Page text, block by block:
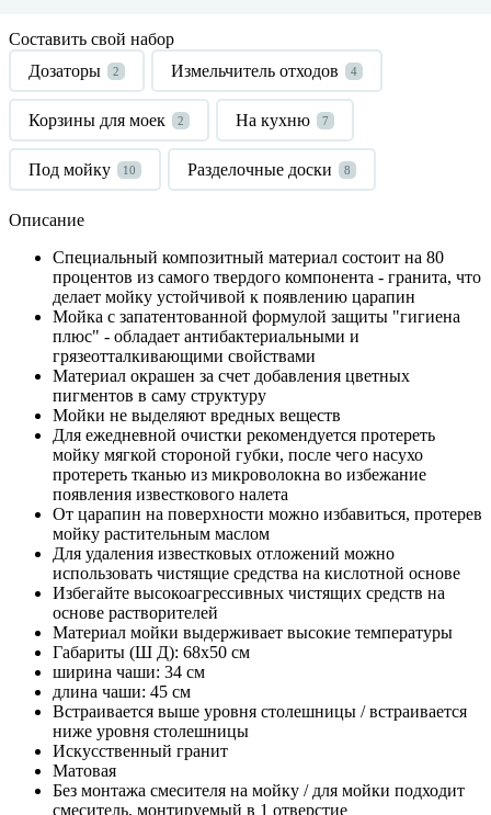
Составить свой набор
Дозаторы
2 Измельчитель отходов 4
Корзины для моек 2 На кухню 7
Под мойку 10 Разделочные доски 8
Описание
Специальный композитный материал состоит на 80
процентов из самого твердого компонента - гранита, что
делает мойку устойчивой к появлению царапин
Мойка с запатентованной формулой защиты "гигиена
плюс" - обладает антибактериальными и
грязеотталкивающими свойствами
Материал окрашен за счет добавления цветных
пигментов в саму структуру
Мойки не выделяют вредных веществ
Для ежедневной очистки рекомендуется протереть
мойку мягкой стороной губки, после чего насухо
протереть тканью из микроволокна во избежание
появления известкового налета
От царапин на поверхности можно избавиться, протерев
мойку растительным маслом
Для удаления известковых отложений можно
использовать чистящие средства на кислотной основе
Избегайте высокоагрессивных чистящих средств на
основе растворителей
Материал мойки выдерживает высокие температуры
Габариты (Ш Д): 68x50 см
ширина чаши: 34 см
длина чаши: 45 см
Встраивается выше уровня столешницы / встраивается
ниже уровня столешницы
Искусственный гранит
Матовая
Без монтажа смесителя на мойку / для мойки подходит
смеситель, монтируемый в 1 отверстие